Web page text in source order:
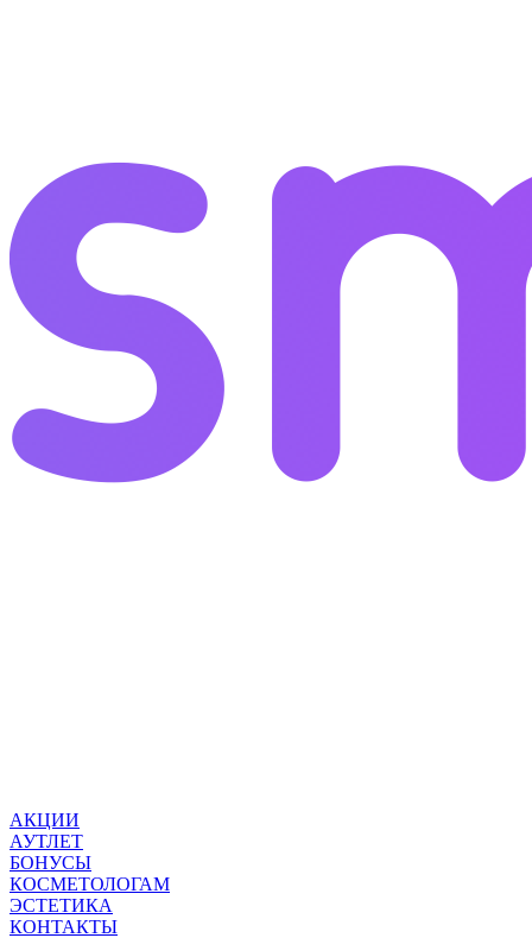
АКЦИИ
АУТЛЕТ
БОНУСЫ
КОСМЕТОЛОГАМ
ЭСТЕТИКА
КОНТАКТЫ